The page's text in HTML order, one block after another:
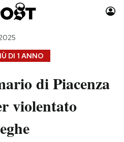
Auto
Moda
Consumismi
Storie/Idee
DI 1 ANNO
di Piacenza
violentato